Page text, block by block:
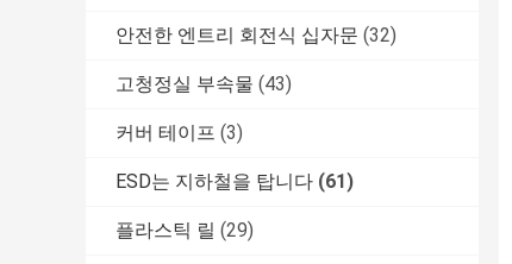
안전한 엔트리 회전식 십자문 (32)
고청정실 부속물 (43)
커버 테이프 (3)
ESD는 지하철을 탑니다 (61)
플라스틱 릴 (29)